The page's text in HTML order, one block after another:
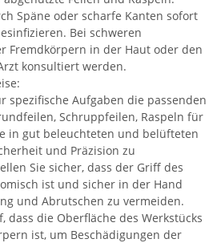
Späne oder scharfe Kanten sofort
Bei schweren
Fremdkörpern in der Haut oder den
konsultiert werden.
spezifische Aufgaben die passenden
Schruppfeilen, Raspeln für
in gut beleuchteten und belüfteten
und Präzision zu
Sie sicher, dass der Griff des
ist und sicher in der Hand
und Abrutschen zu vermeiden.
dass die Oberfläche des Werkstücks
ist, um Beschädigungen der